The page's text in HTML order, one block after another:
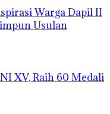
Warga Dapil II
Usulan
XV, Raih 60 Medali